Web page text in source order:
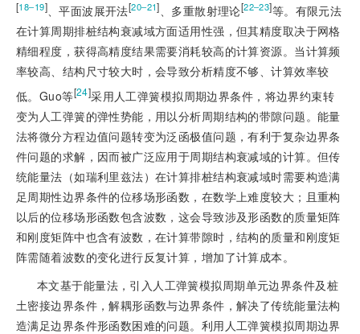
[18‒19]、平面波展开法[20‒21] 、多重散射理论[22‒23]等。有限元法
在计算周期排桩结构衰减域方面适用性强，但其精度取决于网格
精细程度，获得高精度结果需要消耗较高的计算资源。当计算频
率较高、结构尺寸较大时，会导致分析精度不够、计算效率较
低。Guo等[24]采用人工弹簧模拟周期边界条件，将边界约束转
变为人工弹簧的弹性势能，用以分析周期结构的带隙问题。能量
法将微分方程边值问题转变为泛函极值问题，有利于复杂边界条
件问题的求解，因而被广泛应用于周期结构衰减域的计算。但传
统能量法（如瑞利里兹法）在计算排桩结构衰减域时需要构造满
足周期性边界条件的位移场形函数，在数学上难度较大；且重构
以后的位移场形函数包含波数，这会导致涉及形函数的质量矩阵
和刚度矩阵中也含有波数，在计算带隙时，结构的质量和刚度矩
阵需随着波数的变化进行反复计算，增加了计算成本。
本文基于能量法，引入人工弹簧模拟周期单元边界条件及桩
土密接边界条件，解耦形函数与边界条件，解决了传统能量法构
造满足边界条件形函数困难的问题。利用人工弹簧模拟周期边界